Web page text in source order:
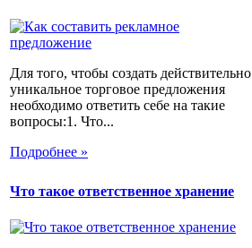
Для того, чтобы создать действительно
уникальное торговое предложения
необходимо ответить себе на такие
вопросы:1. Что...
Подробнее »
Что такое ответственное хранение